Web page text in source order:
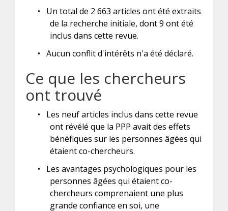
•
Un total de 2 663 articles ont été extraits
de la recherche initiale, dont 9 ont été
inclus dans cette revue.
• Aucun conflit d'intérêts n'a été déclaré.
Ce que les chercheurs
ont trouvé
•
Les neuf articles inclus dans cette revue
ont révélé que la PPP avait des effets
bénéfiques sur les personnes âgées qui
étaient co-chercheurs.
•
Les avantages psychologiques pour les
personnes âgées qui étaient co-
chercheurs comprenaient une plus
grande confiance en soi, une